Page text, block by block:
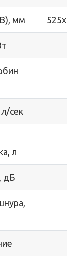
мм
сек
л
дБ